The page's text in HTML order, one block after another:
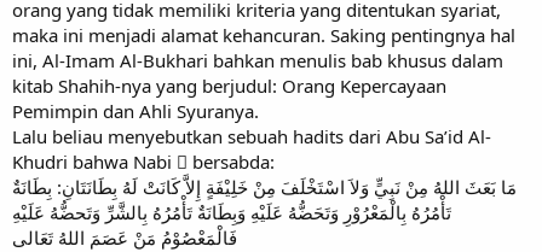
orang yang tidak memiliki kriteria yang ditentukan syariat,
maka ini menjadi alamat kehancuran. Saking pentingnya hal
ini, Al-Imam Al-Bukhari bahkan menulis bab khusus dalam
kitab Shahih-nya yang berjudul: Orang Kepercayaan
Pemimpin dan Ahli Syuranya.
Lalu beliau menyebutkan sebuah hadits dari Abu Sa’id Al-
Khudri bahwa Nabi  bersabda:
مَا بَعَثَ اللهُ مِنْ نَبِيٍّ وَلاَ اسْتَخْلَفَ مِنْ خَلِيْفَةٍ إِلاَّ كَانَتْ لَهُ بِطَانَتَانِ: بِطَانَةٌ
تَأْمُرُهُ بِالْمَعْرُوْرِ وَتَحَضُّهُ عَلَيْهِ وَبِطَانَةٌ تَأْمُرُهُ بِالشَّرِّ وَتَحضُّهُ عَلَيْهِ
فَالْمَعْصُوْمُ مَنْ عَصَمَ اللهُ تَعَالى